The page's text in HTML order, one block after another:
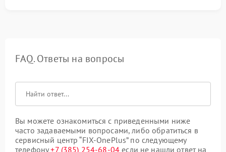
FAQ. Ответы на вопросы
Вы можете ознакомиться с приведенными ниже
часто задаваемыми вопросами, либо обратиться в
сервисный центр “FIX-OnePlus” по следующему
телефону+7 (385) 254-68-04 если не нашли ответ на